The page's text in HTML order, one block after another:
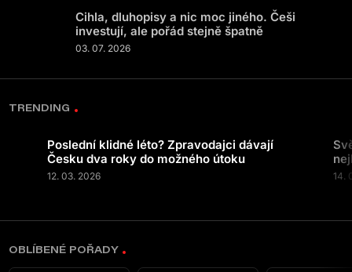
Cihla, dluhopisy a nic moc jiného. Češi
investují, ale pořád stejně špatně
03. 07. 2026
TRENDING
Poslední klidné léto? Zpravodajci dávají
Česku dva roky do možného útoku
12. 03. 2026 14.
OBLÍBENÉ POŘADY